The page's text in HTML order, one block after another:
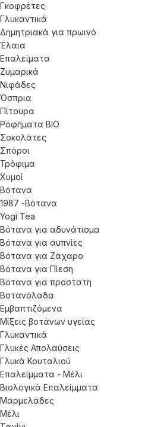
Γκοφρέτες
Γλυκαντικά
Δημητριακά για πρωινό
Έλαια
Επαλείματα
Ζυμαρικά
Νιφάδες
Όσπρια
Πίτουρα
Ροφήματα ΒΙΟ
Σοκολάτες
Σπόροι
Τρόφιμα
Χυμοί
Βότανα
1987 -Βότανα
Yogi Tea
Βότανα για αδυνάτισμα
Βότανα για αυπνίες
Βότανα για Ζάχαρο
Βότανα για Πίεση
Βοτανα για προστατη
Βοτανόλαδα
Εμβαπτιζόμενα
Μίξεις βοτάνων υγείας
Γλυκαντικά
Γλυκές Απολαύσεις
Γλυκά Κουταλιού
Επαλείμματα - Μέλι
Βιολογικά Επαλείμματα
Μαρμελάδες
Μέλι